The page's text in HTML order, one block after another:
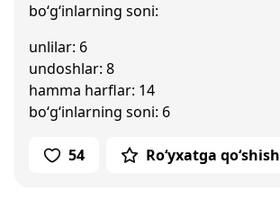
bo‘g‘inlarning soni:
unlilar: 6
undoshlar: 8
hamma harflar: 14
bo‘g‘inlarning soni: 6
54 Ro‘yxatga qo‘shish